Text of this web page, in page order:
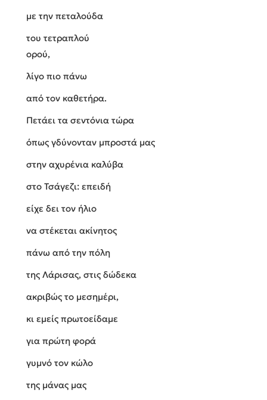
με την πεταλούδα
του τετραπλού
ορού,
λίγο πιο πάνω
από τον καθετήρα.
Πετάει τα σεντόνια τώρα
όπως γδύνονταν μπροστά μας
στην αχυρένια καλύβα
στο Τσάγεζι: επειδή
είχε δει τον ήλιο
να στέκεται ακίνητος
πάνω από την πόλη
της Λάρισας, στις δώδεκα
ακριβώς το μεσημέρι,
κι εμείς πρωτοείδαμε
για πρώτη φορά
γυμνό τον κώλο
της μάνας μας